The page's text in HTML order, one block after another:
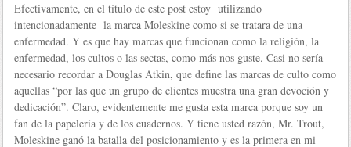
Efectivamente, en el título de este post estoy utilizando
intencionadamente la marca Moleskine como si se tratara de una
enfermedad. Y es que hay marcas que funcionan como la religión, la
enfermedad, los cultos o las sectas, como más nos guste. Casi no sería
necesario recordar a Douglas Atkin, que define las marcas de culto como
aquellas “por las que un grupo de clientes muestra una gran devoción y
dedicación”. Claro, evidentemente me gusta esta marca porque soy un
fan de la papelería y de los cuadernos. Y tiene usted razón, Mr. Trout,
Moleskine ganó la batalla del posicionamiento y es la primera en mi